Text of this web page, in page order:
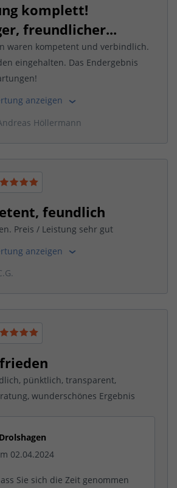
komplett!
freundlicher...
waren kompetent und verbindlich.
eingehalten. Das Endergebnis
anzeigen
Höllermann
feundlich
Preis / Leistung sehr gut
anzeigen
pünktlich, transparent,
wunderschönes Ergebnis
02.04.2024
Sie sich die Zeit genommen